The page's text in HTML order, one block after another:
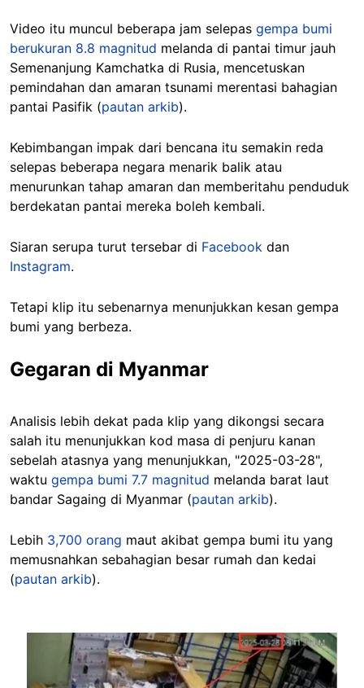
Video itu muncul beberapa jam selepas gempa bumi
berukuran 8.8 magnitud melanda di pantai timur jauh
Semenanjung Kamchatka di Rusia, mencetuskan
pemindahan dan amaran tsunami merentasi bahagian
pantai Pasifik (pautan arkib).
Kebimbangan impak dari bencana itu semakin reda
selepas beberapa negara menarik balik atau
menurunkan tahap amaran dan memberitahu penduduk
berdekatan pantai mereka boleh kembali.
Siaran serupa turut tersebar di Facebook dan
Instagram.
Tetapi klip itu sebenarnya menunjukkan kesan gempa
bumi yang berbeza.
Gegaran di Myanmar
Analisis lebih dekat pada klip yang dikongsi secara
salah itu menunjukkan kod masa di penjuru kanan
sebelah atasnya yang menunjukkan, "2025-03-28",
waktu gempa bumi 7.7 magnitud melanda barat laut
bandar Sagaing di Myanmar (pautan arkib).
Lebih 3,700 orang maut akibat gempa bumi itu yang
memusnahkan sebahagian besar rumah dan kedai
(pautan arkib).